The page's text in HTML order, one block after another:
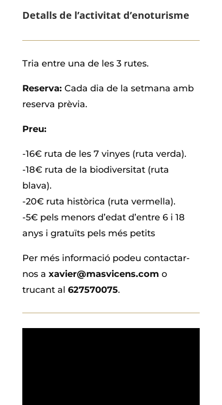
Detalls de l’activitat d’enoturisme
Tria entre una de les 3 rutes.
Reserva: Cada dia de la setmana amb
reserva prèvia.
Preu:
-16€ ruta de les 7 vinyes (ruta verda).
-18€ ruta de la biodiversitat (ruta
blava).
-20€ ruta històrica (ruta vermella).
-5€ pels menors d’edat d’entre 6 i 18
anys i gratuïts pels més petits
Per més informació podeu contactar-
nos a xavier@masvicens.com o
trucant al 627570075.